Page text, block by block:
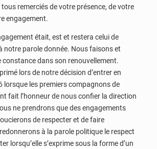
remerciés de votre présence, de votre
engagement.
était, est et restera celui de
notre parole donnée. Nous faisons et
constance dans son renouvellement.
lors de notre décision d’entrer en
lorsque les premiers compagnons de
fait l’honneur de nous confier la direction
ne prendrons que des engagements
de respecter et de faire
à la parole politique le respect
lorsqu’elle s’exprime sous la forme d’un